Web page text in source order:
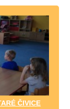
ČIVICE